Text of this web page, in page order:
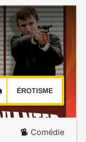
ÉROTISME
Comédie